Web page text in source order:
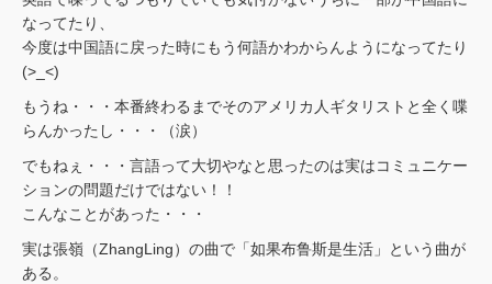
なってたり、
今度は中国語に戻った時にもう何語かわからんようになってたり
(>_<)
もうね・・・本番終わるまでそのアメリカ人ギタリストと全く喋
らんかったし・・・（涙）
でもねぇ・・・言語って大切やなと思ったのは実はコミュニケー
ションの問題だけではない！！
こんなことがあった・・・
実は張嶺（ZhangLing）の曲で「如果布鲁斯是生活」という曲が
ある。